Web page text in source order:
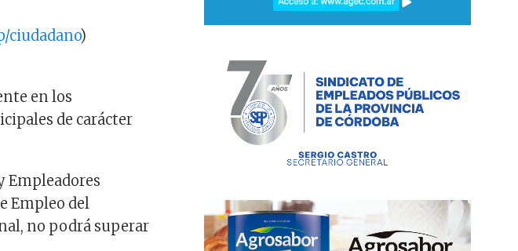
ciudadano)
en los
de carácter
Empleadores
Empleo del
no podrá superar